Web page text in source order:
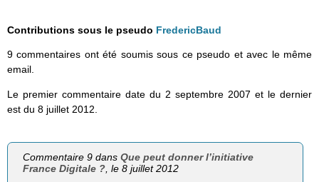
Contributions sous le pseudo FredericBaud
9 commentaires ont été soumis sous ce pseudo et avec le même
email.
Le premier commentaire date du 2 septembre 2007 et le dernier
est du 8 juillet 2012.
Commentaire 9 dansQue peut donner l’initiative
France Digitale ?, le 8 juillet 2012